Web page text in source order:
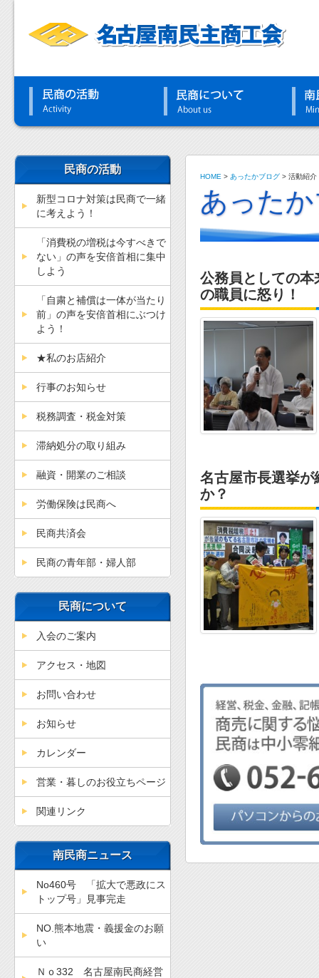
民商の活動
新型コロナ対策は民商で一緒
に考えよう！
「消費税の増税は今すべきで
ない」の声を安倍首相に集中
しよう
「自粛と補償は一体が当たり
前」の声を安倍首相にぶつけ
よう！
★私のお店紹介
行事のお知らせ
税務調査・税金対策
滞納処分の取り組み
融資・開業のご相談
労働保険は民商へ
民商共済会
民商の青年部・婦人部
民商について
入会のご案内
アクセス・地図
お問い合わせ
お知らせ
カレンダー
営業・暮しのお役立ちページ
関連リンク
南民商ニュース
No460号 「拡大で悪政にス
トップ号」見事完走
NO.熊本地震・義援金のお願
い
Ｎｏ332 名古屋南民商経営
HOME > あったかブログ > 活動紹介
あった
公務員としての
の職員に怒り！
名古屋市長選挙
か？